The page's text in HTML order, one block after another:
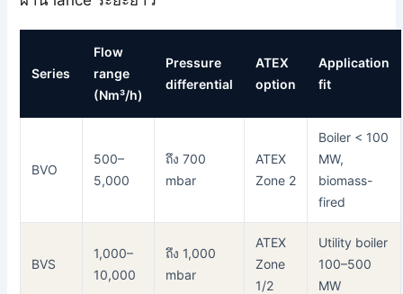
Series
Flow
range
(Nm³/h)
Pressure
differential
ATEX
option
Application
fit
BVO
500–
5,000
ถึง 700
mbar
ATEX
Zone 2
Boiler < 100
MW,
biomass-
fired
BVS
1,000–
10,000
ถึง 1,000
mbar
ATEX
Zone
1/2
Utility boiler
100–500
MW